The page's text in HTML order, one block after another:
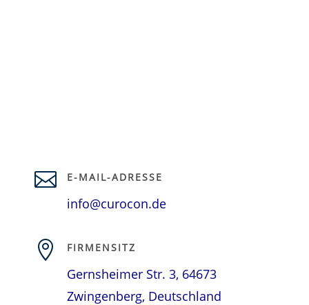
 E-MAIL-ADRESSE
info@curocon.de
 FIRMENSITZ
Gernsheimer Str. 3, 64673
Zwingenberg, Deutschland